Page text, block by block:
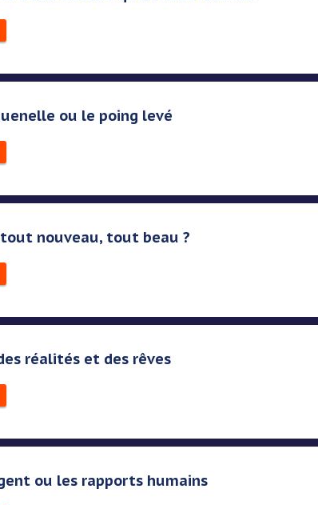
ou le poing levé
nouveau, tout beau ?
réalités et des rêves
ou les rapports humains